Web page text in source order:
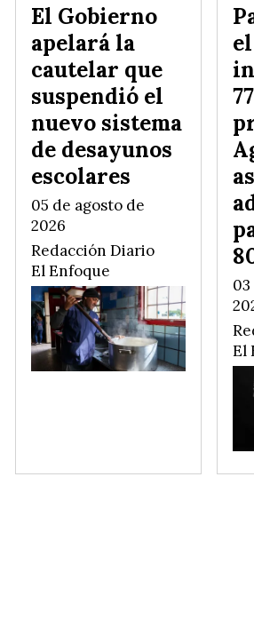
El Gobierno
apelará la
cautelar que
suspendió el
nuevo sistema
de desayunos
escolares
Redacción Diario
El Enfoque
05 de agosto de
2026
El